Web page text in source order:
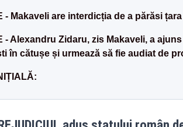
- Makaveli are interdicția de a părăsi țara
- Alexandru Zidaru, zis Makaveli, a
în cătușe și urmează să fie audiat de